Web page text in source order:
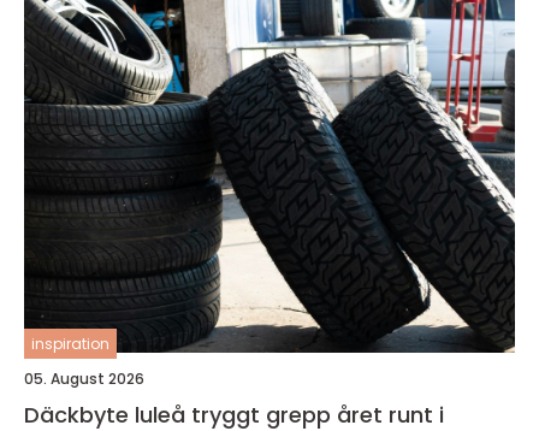
inspiration
05. August 2026
Däckbyte luleå tryggt grepp året runt i